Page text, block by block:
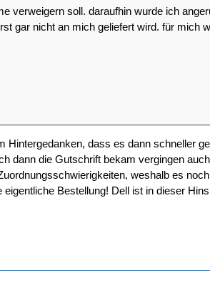
verweigern soll. daraufhin wurde ich
gar nicht an mich geliefert wird. für mich
Hintergedanken, dass es dann schneller
dann die Gutschrift bekam vergingen
weshalb es
Bestellung! Dell ist in dieser